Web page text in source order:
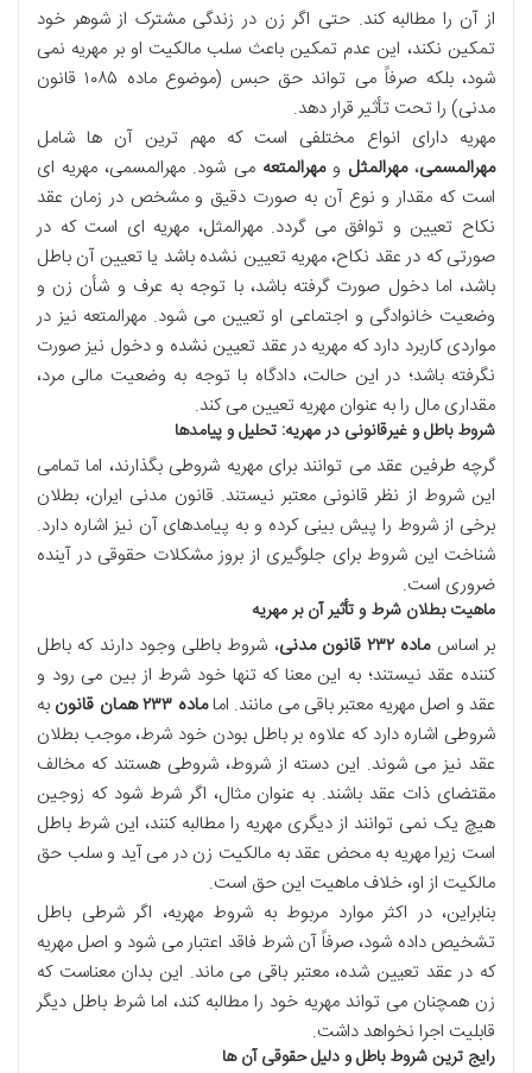
از آن را مطالبه کند. حتی اگر زن در زندگی مشترک از شوهر خود
تمکین نکند، این عدم تمکین باعث سلب مالکیت او بر مهریه نمی
شود، بلکه صرفاً می تواند حق حبس (موضوع ماده ۱۰۸۵ قانون
مدنی) را تحت تأثیر قرار دهد.
مهریه دارای انواع مختلفی است که مهم ترین آن ها شامل
مهرالمسمی،مهرالمثل ومهرالمتعه می شود. مهرالمسمی، مهریه ای
است که مقدار و نوع آن به صورت دقیق و مشخص در زمان عقد
نکاح تعیین و توافق می گردد. مهرالمثل، مهریه ای است که در
صورتی که در عقد نکاح، مهریه تعیین نشده باشد یا تعیین آن باطل
باشد، اما دخول صورت گرفته باشد، با توجه به عرف و شأن زن و
وضعیت خانوادگی و اجتماعی او تعیین می شود. مهرالمتعه نیز در
مواردی کاربرد دارد که مهریه در عقد تعیین نشده و دخول نیز صورت
نگرفته باشد؛ در این حالت، دادگاه با توجه به وضعیت مالی مرد،
مقداری مال را به عنوان مهریه تعیین می کند.
شروط باطل و غیرقانونی در مهریه: تحلیل و پیامدها
گرچه طرفین عقد می توانند برای مهریه شروطی بگذارند، اما تمامی
این شروط از نظر قانونی معتبر نیستند. قانون مدنی ایران، بطلان
برخی از شروط را پیش بینی کرده و به پیامدهای آن نیز اشاره دارد.
شناخت این شروط برای جلوگیری از بروز مشکلات حقوقی در آینده
ضروری است.
ماهیت بطلان شرط و تأثیر آن بر مهریه
بر اساسماده ۲۳۲ قانون مدنی
، شروط باطلی وجود دارند که باطل
کننده عقد نیستند؛ به این معنا که تنها خود شرط از بین می رود و
عقد و اصل مهریه معتبر باقی می مانند. اماماده ۲۳۳ همان قانون
به
شروطی اشاره دارد که علاوه بر باطل بودن خود شرط، موجب بطلان
عقد نیز می شوند. این دسته از شروط، شروطی هستند که مخالف
مقتضای ذات عقد باشند. به عنوان مثال، اگر شرط شود که زوجین
هیچ یک نمی توانند از دیگری مهریه را مطالبه کنند، این شرط باطل
است زیرا مهریه به محض عقد به مالکیت زن در می آید و سلب حق
مالکیت از او، خلاف ماهیت این حق است.
بنابراین، در اکثر موارد مربوط به شروط مهریه، اگر شرطی باطل
تشخیص داده شود، صرفاً آن شرط فاقد اعتبار می شود و اصل مهریه
که در عقد تعیین شده، معتبر باقی می ماند. این بدان معناست که
زن همچنان می تواند مهریه خود را مطالبه کند، اما شرط باطل دیگر
قابلیت اجرا نخواهد داشت.
رایج ترین شروط باطل و دلیل حقوقی آن ها